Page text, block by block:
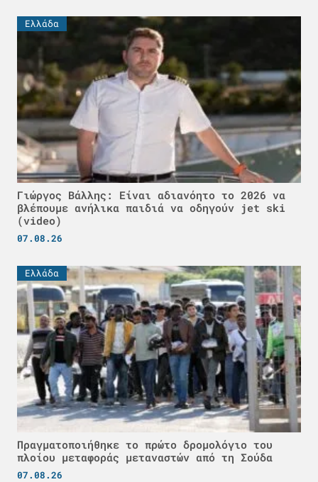
Ελλάδα
Γιώργος Βάλλης: Είναι αδιανόητο το 2026 να
βλέπουμε ανήλικα παιδιά να οδηγούν jet ski
(video)
07.08.26
Ελλάδα
Πραγματοποιήθηκε το πρώτο δρομολόγιο του
πλοίου μεταφοράς μεταναστών από τη Σούδα
07.08.26